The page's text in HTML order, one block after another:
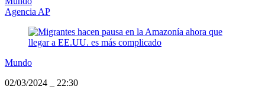
Agencia AP
Mundo
02/03/2024
22:30